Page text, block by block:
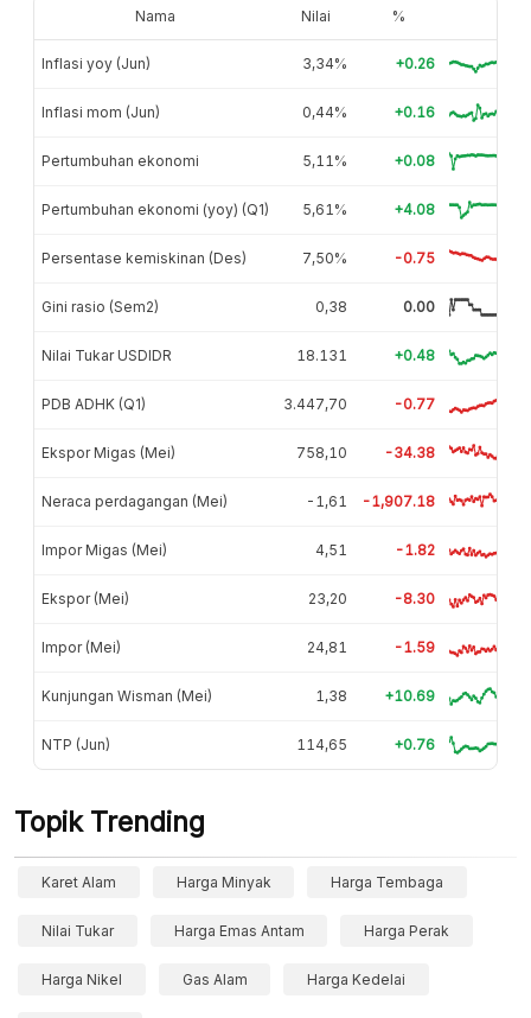
Nama Nilai %
Inflasi yoy (Jun) 3,34% +0.26
Inflasi mom (Jun) 0,44% +0.16
Pertumbuhan ekonomi 5,11% +0.08
Pertumbuhan ekonomi (yoy) (Q1) 5,61% +4.08
Persentase kemiskinan (Des) 7,50% -0.75
Gini rasio (Sem2) 0,38 0.00
Nilai Tukar USDIDR 18.131 +0.48
PDB ADHK (Q1) 3.447,70 -0.77
Ekspor Migas (Mei) 758,10 -34.38
Neraca perdagangan (Mei) -1,61 -1,907.18
Impor Migas (Mei) 4,51 -1.82
Ekspor (Mei) 23,20 -8.30
Impor (Mei) 24,81 -1.59
Kunjungan Wisman (Mei) 1,38 +10.69
NTP (Jun) 114,65 +0.76
Topik Trending
Karet Alam Harga Minyak Harga Tembaga
Nilai Tukar Harga Emas Antam Harga Perak
Harga Nikel Gas Alam Harga Kedelai